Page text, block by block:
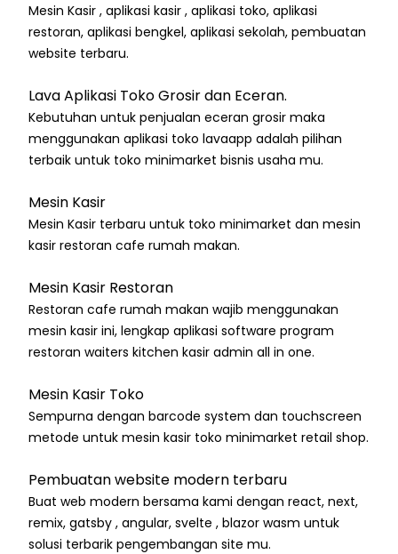
Mesin Kasir , aplikasi kasir , aplikasi toko, aplikasi
restoran, aplikasi bengkel, aplikasi sekolah, pembuatan
website terbaru.
Lava Aplikasi Toko Grosir dan Eceran.
Kebutuhan untuk penjualan eceran grosir maka
menggunakan aplikasi toko lavaapp adalah pilihan
terbaik untuk toko minimarket bisnis usaha mu.
Mesin Kasir
Mesin Kasir terbaru untuk toko minimarket dan mesin
kasir restoran cafe rumah makan.
Mesin Kasir Restoran
Restoran cafe rumah makan wajib menggunakan
mesin kasir ini, lengkap aplikasi software program
restoran waiters kitchen kasir admin all in one.
Mesin Kasir Toko
Sempurna dengan barcode system dan touchscreen
metode untuk mesin kasir toko minimarket retail shop.
Pembuatan website modern terbaru
Buat web modern bersama kami dengan react, next,
remix, gatsby , angular, svelte , blazor wasm untuk
solusi terbarik pengembangan site mu.